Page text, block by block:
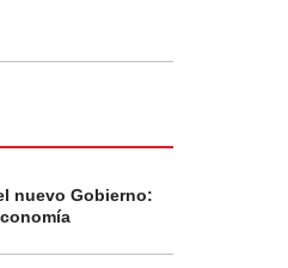
nuevo Gobierno: